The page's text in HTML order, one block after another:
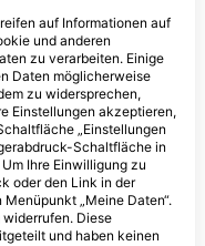
World Diving Center
Sea Beach, 0100
Alam, Ägypten
Star Diving
Alexander The
auf Informationen auf
und anderen
zu verarbeiten. Einige
Daten möglicherweise
zu widersprechen,
Einstellungen akzeptieren,
„Einstellungen
Schaltfläche in
Ihre Einwilligung zu
oder den Link in der
„Meine Daten“.
Diese
und haben keinen